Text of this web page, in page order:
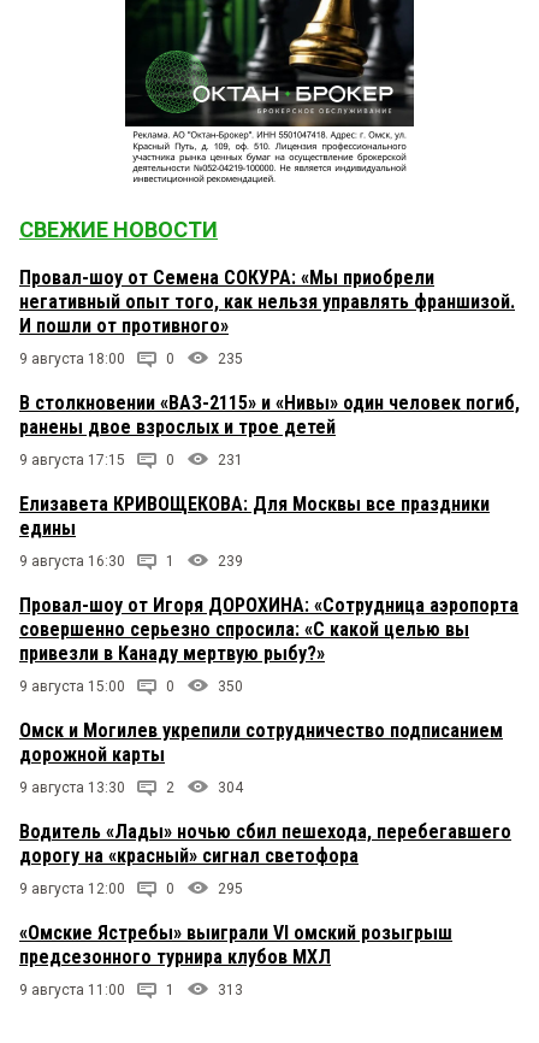
СВЕЖИЕ НОВОСТИ
Провал-шоу от Семена СОКУРА: «Мы приобрели
негативный опыт того, как нельзя управлять франшизой.
И пошли от противного»
9 августа 18:00 0 235
В столкновении «ВАЗ-2115» и «Нивы» один человек погиб,
ранены двое взрослых и трое детей
9 августа 17:15 0 231
Елизавета КРИВОЩЕКОВА: Для Москвы все праздники
едины
9 августа 16:30 1 239
Провал-шоу от Игоря ДОРОХИНА: «Сотрудница аэропорта
совершенно серьезно спросила: «С какой целью вы
привезли в Канаду мертвую рыбу?»
9 августа 15:00 0 350
Омск и Могилев укрепили сотрудничество подписанием
дорожной карты
9 августа 13:30 2 304
Водитель «Лады» ночью сбил пешехода, перебегавшего
дорогу на «красный» сигнал светофора
9 августа 12:00 0 295
«Омские Ястребы» выиграли VI омский розыгрыш
предсезонного турнира клубов МХЛ
9 августа 11:00 1 313